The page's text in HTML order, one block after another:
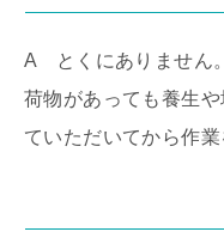
A とくにありません
荷物があっても養生
ていただいてから作業